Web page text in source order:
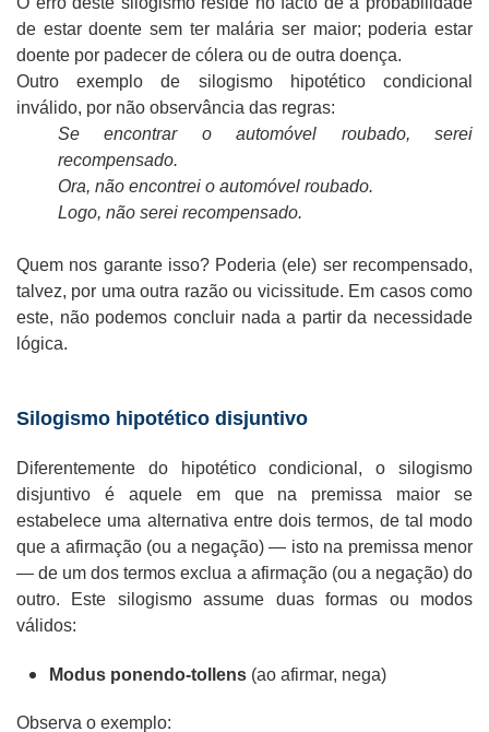
de estar doente sem ter malária ser maior; poderia estar
doente por padecer de cólera ou de outra doença.
Outro exemplo de silogismo hipotético condicional
inválido, por não observância das regras:
Se encontrar o automóvel roubado, serei
recompensado.
Ora, não encontrei o automóvel roubado.
Logo, não serei recompensado.
Quem nos garante isso? Poderia (ele) ser recompensado,
talvez, por uma outra razão ou vicissitude. Em casos como
este, não podemos concluir nada a partir da necessidade
lógica.
Silogismo hipotético disjuntivo
Diferentemente do hipotético condicional, o silogismo
disjuntivo é aquele em que na premissa maior se
estabelece uma alternativa entre dois termos, de tal modo
que a afirmação (ou a negação) — isto na premissa menor
— de um dos termos exclua a afirmação (ou a negação) do
outro. Este silogismo assume duas formas ou modos
válidos:
Modus ponendo-tollens (ao afirmar, nega)
Observa o exemplo: